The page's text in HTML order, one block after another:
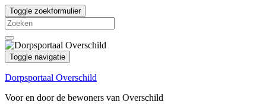
Toggle zoekformulier
Search
for:
Toggle navigatie
Dorpsportaal Overschild
Voor en door de bewoners van Overschild